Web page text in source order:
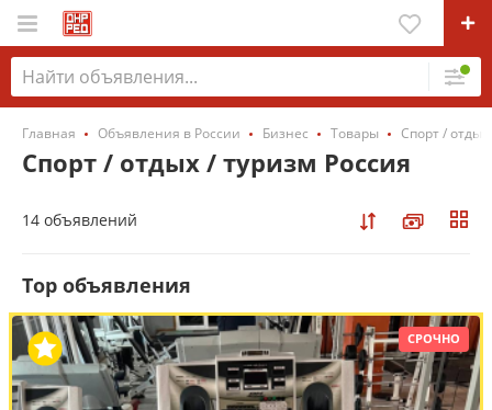
Главная Объявления в России Бизнес Товары Спорт /
Спорт / отдых / туризм Россия
14 объявлений
Top объявления
СРОЧНО